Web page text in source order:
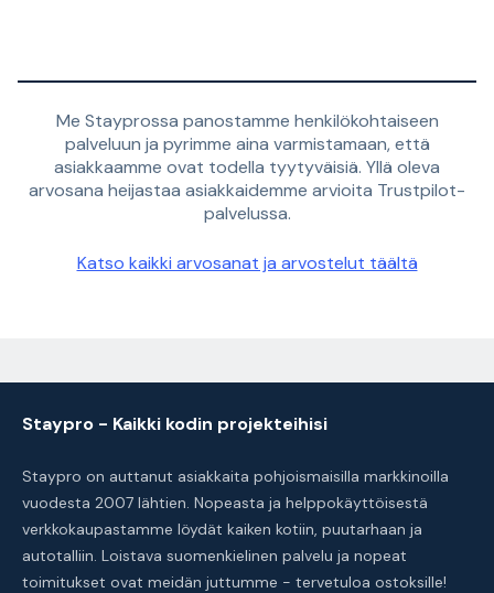
Me Stayprossa panostamme henkilökohtaiseen
palveluun ja pyrimme aina varmistamaan, että
asiakkaamme ovat todella tyytyväisiä. Yllä oleva
arvosana heijastaa asiakkaidemme arvioita Trustpilot-
palvelussa.
Katso kaikki arvosanat ja arvostelut täältä
Staypro - Kaikki kodin projekteihisi
Staypro on auttanut asiakkaita pohjoismaisilla markkinoilla
vuodesta 2007 lähtien. Nopeasta ja helppokäyttöisestä
verkkokaupastamme löydät kaiken kotiin, puutarhaan ja
autotalliin. Loistava suomenkielinen palvelu ja nopeat
toimitukset ovat meidän juttumme - tervetuloa ostoksille!